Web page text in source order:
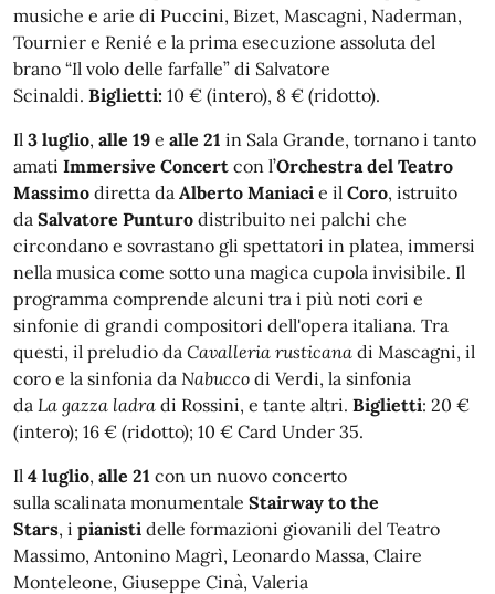
musiche e arie di Puccini, Bizet, Mascagni, Naderman,
Tournier e Renié e la prima esecuzione assoluta del
brano “Il volo delle farfalle” di Salvatore
Scinaldi. Biglietti: 10 € (intero), 8 € (ridotto).
Il 3 luglio, alle 19 e alle 21 in Sala Grande, tornano i tanto
amati Immersive Concert con l’Orchestra del Teatro
Massimo diretta da Alberto Maniaci e il Coro, istruito
da Salvatore Punturo distribuito nei palchi che
circondano e sovrastano gli spettatori in platea, immersi
nella musica come sotto una magica cupola invisibile. Il
programma comprende alcuni tra i più noti cori e
sinfonie di grandi compositori dell'opera italiana. Tra
questi, il preludio da Cavalleria rusticana di Mascagni, il
coro e la sinfonia da Nabucco di Verdi, la sinfonia
da La gazza ladra di Rossini, e tante altri. Biglietti: 20 €
(intero); 16 € (ridotto); 10 € Card Under 35.
Il 4 luglio, alle 21 con un nuovo concerto
sulla scalinata monumentale Stairway to the
Stars, i pianisti delle formazioni giovanili del Teatro
Massimo, Antonino Magrì, Leonardo Massa, Claire
Monteleone, Giuseppe Cinà, Valeria